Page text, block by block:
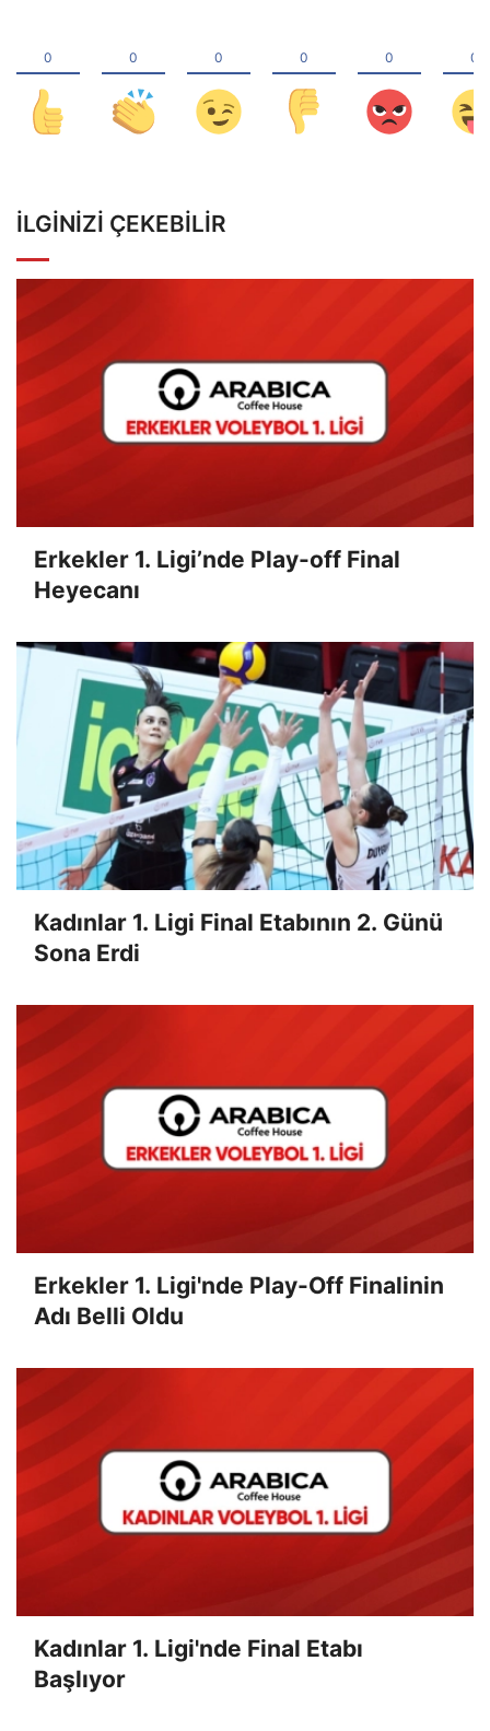
İLGINIZI ÇEKEBILIR
Erkekler 1. Ligi’nde Play-off Final
Heyecanı
Kadınlar 1. Ligi Final Etabının 2. Günü
Sona Erdi
Erkekler 1. Ligi'nde Play-Off Finalinin
Adı Belli Oldu
Kadınlar 1. Ligi'nde Final Etabı
Başlıyor